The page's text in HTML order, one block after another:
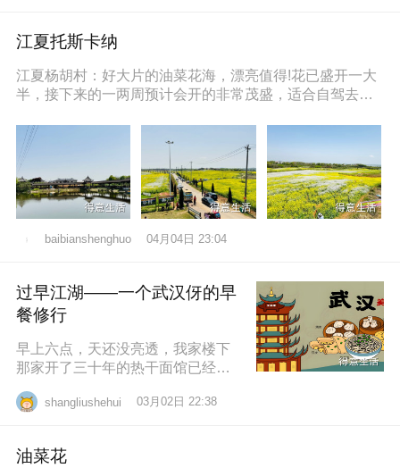
江夏托斯卡纳
江夏杨胡村：好大片的油菜花海，漂亮值得!花已盛开一大
半，接下来的一两周预计会开的非常茂盛，适合自驾去拍
baibianshenghuo 04月04日 23:04
过早江湖——一个武汉伢的早
餐修行
早上六点，天还没亮透，我家楼下
那家开了三十年的热干面馆已经排
速快得像弹钢琴。一勺芝麻酱、半
shangliushehui 03月02日 22:38
油菜花